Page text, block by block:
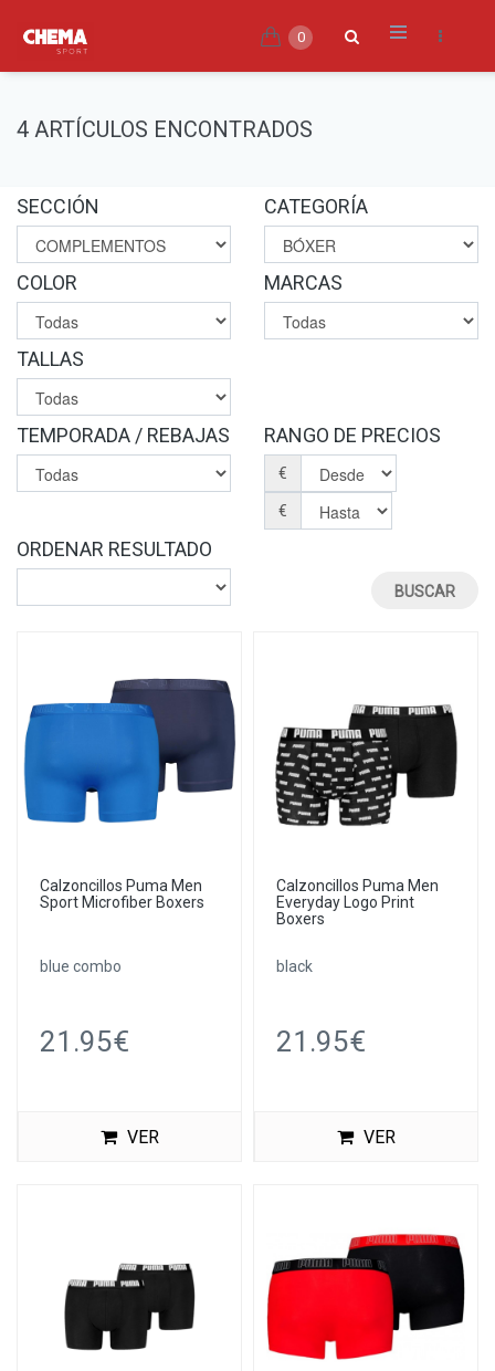
0
4 ARTÍCULOS ENCONTRADOS
SECCIÓN CATEGORÍA
COLOR MARCAS
TALLAS
TEMPORADA / REBAJAS RANGO DE PRECIOS
€
€
ORDENAR RESULTADO
Calzoncillos Puma Men
Sport Microfiber Boxers
blue combo
21.95€
VER
Calzoncillos Puma Men
Everyday Logo Print
Boxers
black
21.95€
VER